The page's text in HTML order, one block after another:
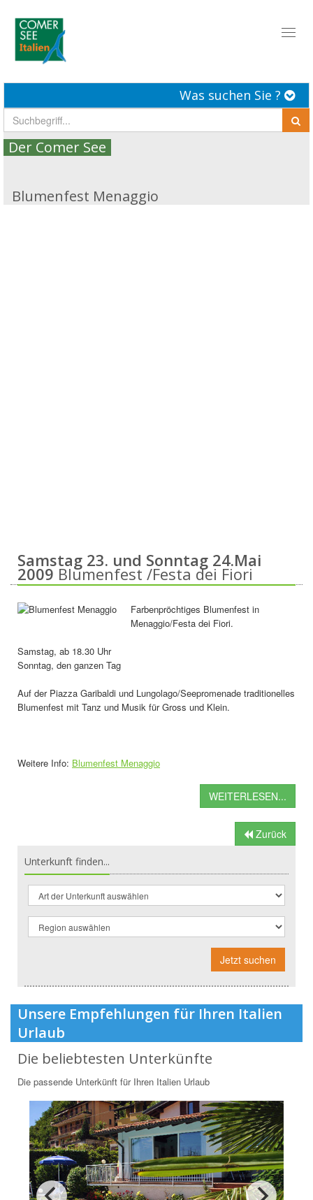
Was suchen Sie ?
Der Comer See
Blumenfest Menaggio
Samstag 23. und Sonntag 24.Mai
2009 Blumenfest /Festa dei Fiori
Farbenpröchtiges Blumenfest in
Menaggio/Festa dei Fiori.
Samstag, ab 18.30 Uhr
Sonntag, den ganzen Tag
Auf der Piazza Garibaldi und Lungolago/Seepromenade traditionelles
Blumenfest mit Tanz und Musik für Gross und Klein.
Weitere Info: Blumenfest Menaggio
WEITERLESEN...
Zurück
Unterkunft finden...
Jetzt suchen
Unsere Empfehlungen für Ihren Italien
Urlaub
Die beliebtesten Unterkünfte
Die passende Unterkünft für Ihren Italien Urlaub